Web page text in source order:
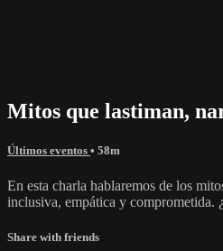
Mitos que lastiman,
Últimos eventos • 58m
En esta charla hablaremos de los
inclusiva, empática y comprometida.
Share with friends